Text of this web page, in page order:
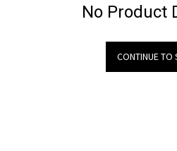
No Product
CONTINUE TO